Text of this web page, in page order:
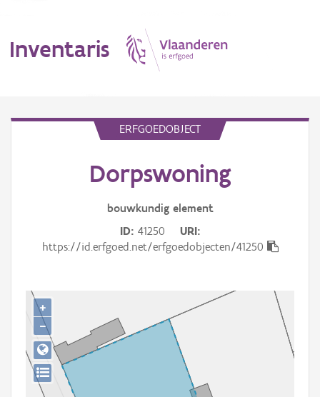
Inventaris
Gebeurtenis
Persoon of collectief
Downloads
Hergebruik
ERFGOEDOBJECT
Dorpswoning
bouwkundig element
ID 41250
URI
https://id.erfgoed.net/erfgoedobjecten/41250
+
−